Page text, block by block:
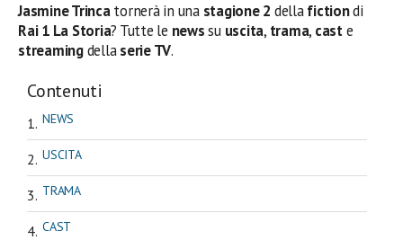
Jasmine Trincatornerà in una stagione 2 dellafictiondi
Rai 1 La Storia? Tutte le newssuuscita, trama, caste
streamingdellaserie TV.
Contenuti
NEWS
USCITA
TRAMA
CAST